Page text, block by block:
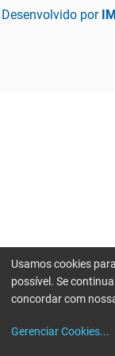
Desenvolvido por
Usamos cookies
possível. Se
concordar com
Gerenciar Cookies...
Erro ao enviar